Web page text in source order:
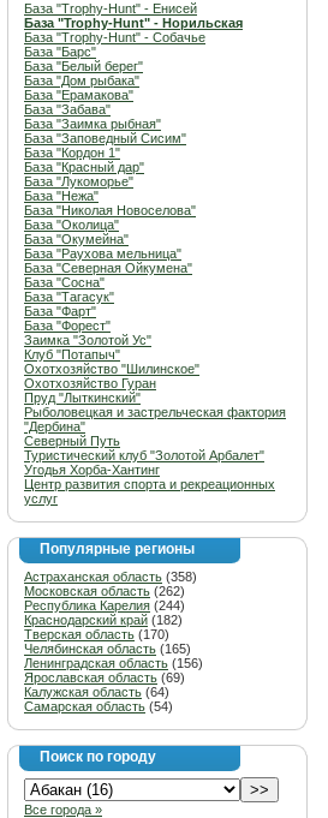
База "Trophy-Hunt" - Енисей
База "Trophy-Hunt" - Норильская
База "Trophy-Hunt" - Собачье
База "Барс"
База "Белый берег"
База "Дом рыбака"
База "Ерамакова"
База "Забава"
База "Заимка рыбная"
База "Заповедный Сисим"
База "Кордон 1"
База "Красный дар"
База "Лукоморье"
База "Нежа"
База "Николая Новоселова"
База "Околица"
База "Окумейна"
База "Раухова мельница"
База "Северная Ойкумена"
База "Сосна"
База "Тагасук"
База "Фарт"
База "Форест"
Заимка "Золотой Ус"
Клуб "Потапыч"
Охотхозяйство "Шилинское"
Охотхозяйство Гуран
Пруд "Лыткинский"
Рыболовецкая и застрельческая фактория
"Дербина"
Северный Путь
Туристический клуб "Золотой Арбалет"
Угодья Хорба-Хантинг
Центр развития спорта и рекреационных
услуг
Популярные регионы
Астраханская область (358)
Московская область (262)
Республика Карелия (244)
Краснодарский край (182)
Тверская область (170)
Челябинская область (165)
Ленинградская область (156)
Ярославская область (69)
Калужская область (64)
Самарская область (54)
Поиск по городу
Все города »